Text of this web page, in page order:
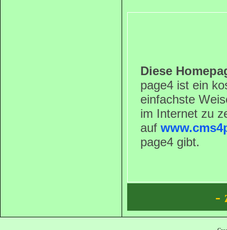
Diese
page4 ist ein
einfachste
im Internet zu
auf
page4 gibt.
-